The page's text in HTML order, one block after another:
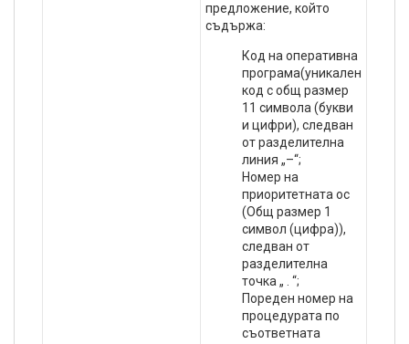
предложение, който
съдържа:
Код на оперативна
програма(уникален
код с общ размер
11 символа (букви
и цифри), следван
от разделителна
линия „–“;
Номер на
приоритетната ос
(Общ размер 1
символ (цифра)),
следван от
разделителна
точка „ . “;
Пореден номер на
процедурата по
съответната